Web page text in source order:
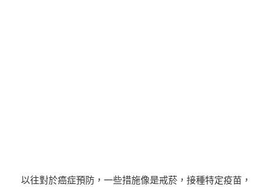
以往對於癌症預防，一些措施像是戒菸，接種特定疫苗，